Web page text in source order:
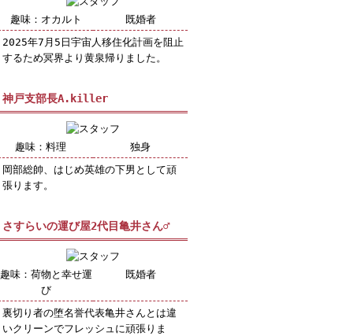
趣味：オカルト
既婚者
2025年7月5日宇宙人移住化計画を阻止
するため冥界より黄泉帰りました。
神戸支部長A.killer
趣味：料理
独身
岡部総帥、はじめ英雄の下男として頑
張ります。
さすらいの運び屋2代目亀井さん♂
趣味：荷物と幸せ運
び
既婚者
裏切り者の堕名誉代表亀井さんとは違
いクリーンでフレッシュに頑張りま